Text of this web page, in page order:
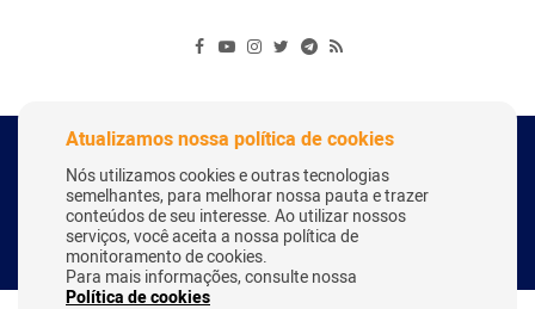
Copyright Webitcoin 2018 - Todos os Direitos Reservados
Desenvolvido por: Herick Correa
Atualizamos nossa política de cookies
Nós utilizamos cookies e outras tecnologias
semelhantes, para melhorar nossa pauta e trazer
conteúdos de seu interesse. Ao utilizar nossos
serviços, você aceita a nossa política de
monitoramento de cookies.
Para mais informações, consulte nossa
Política de cookies